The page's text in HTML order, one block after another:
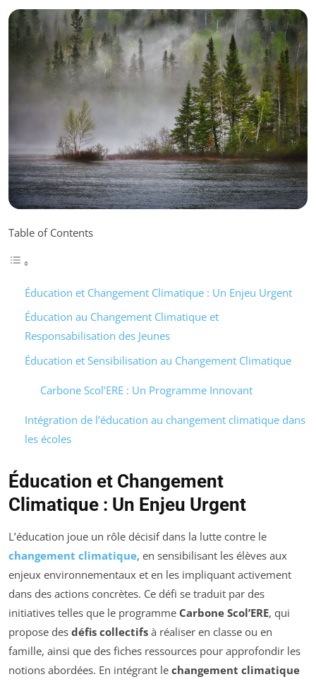
Table of Contents
Éducation et Changement Climatique : Un Enjeu Urgent
Éducation au Changement Climatique et
Responsabilisation des Jeunes
Éducation et Sensibilisation au Changement Climatique
Carbone Scol’ERE : Un Programme Innovant
Intégration de l’éducation au changement climatique dans
les écoles
Éducation et Changement
Climatique : Un Enjeu Urgent
L’éducation joue un rôle décisif dans la lutte contre le
changement climatique, en sensibilisant les élèves aux
enjeux environnementaux et en les impliquant activement
dans des actions concrètes. Ce défi se traduit par des
initiatives telles que le programme Carbone Scol’ERE, qui
propose des défis collectifs à réaliser en classe ou en
famille, ainsi que des fiches ressources pour approfondir les
notions abordées. En intégrant le changement climatique